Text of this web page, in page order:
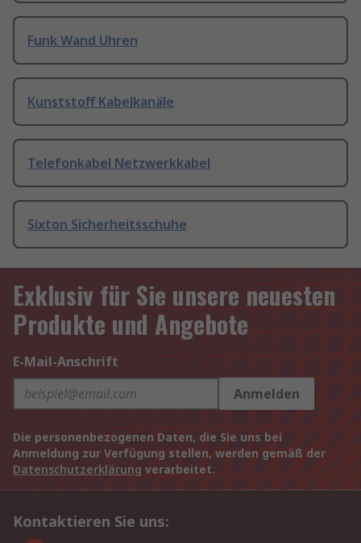
Funk Wand Uhren
Kunststoff Kabelkanäle
Telefonkabel Netzwerkkabel
Sixton Sicherheitsschuhe
Exklusiv für Sie unsere neuesten
Produkte und Angebote
E-Mail-Anschrift
Anmelden
Die personenbezogenen Daten, die Sie uns bei
Anmeldung zur Verfügung stellen, werden gemäß der
Datenschutzerklärung verarbeitet.
Kontaktieren Sie uns: